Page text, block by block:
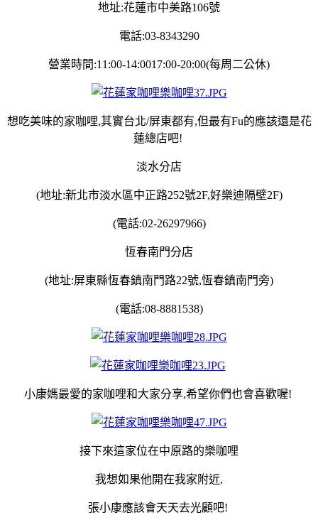
地址:花蓮市中美路106號
電話:03-8343290
營業時間:11:00-14:0017:00-20:00(每周二公休)
想吃美味的家咖哩,其實台北/屏東都有,但最有Fu的應該還是花
蓮總店吧!
淡水分店
(地址:新北市淡水區中正路252號2F,好樂迪隔壁2F)
(電話:02-26297966)
恆春南門分店
(地址:屏東縣恆春鎮南門路22號,恆春鎮南門旁)
(電話:08-8881538)
小康媽最愛的家咖哩和大家分享,希望你們也會喜歡喔!
接下來這家位在中原路的樂咖哩
我想如果他開在我家附近,
張小康應該會天天去光顧吧!